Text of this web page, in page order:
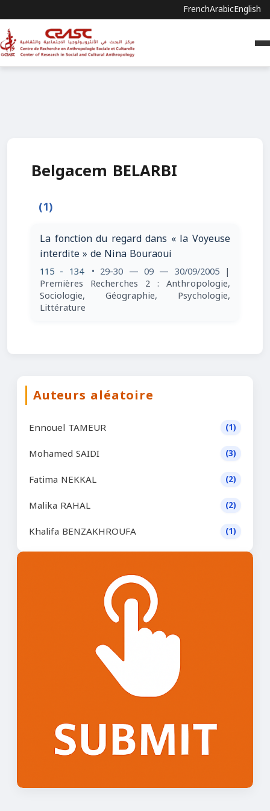
FrenchArabicEnglish
Belgacem BELARBI
(1)
La fonction du regard dans « la Voyeuse
interdite » de Nina Bouraoui
115 - 134 • 29-30 — 09 — 30/09/2005 |
Premières Recherches 2 : Anthropologie,
Sociologie, Géographie, Psychologie,
Littérature
Auteurs aléatoire
Ennouel TAMEUR (1)
Mohamed SAIDI (3)
Fatima NEKKAL (2)
Malika RAHAL (2)
Khalifa BENZAKHROUFA (1)